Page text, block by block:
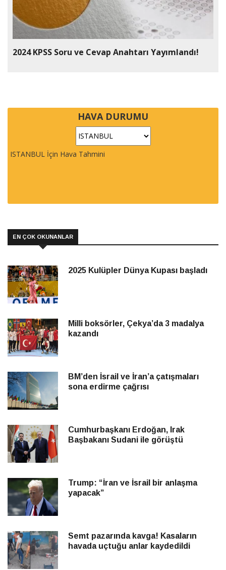
2024 KPSS Soru ve Cevap Anahtarı Yayımlandı!
HAVA DURUMU
ISTANBUL İçin Hava Tahmini
EN ÇOK OKUNANLAR
2025 Kulüpler Dünya Kupası başladı
Milli boksörler, Çekya’da 3 madalya
kazandı
BM’den İsrail ve İran’a çatışmaları
sona erdirme çağrısı
Cumhurbaşkanı Erdoğan, Irak
Başbakanı Sudani ile görüştü
Trump: “İran ve İsrail bir anlaşma
yapacak”
Semt pazarında kavga! Kasaların
havada uçtuğu anlar kaydedildi